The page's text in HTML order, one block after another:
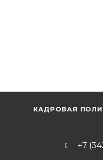
КАДРОВАЯ
+7